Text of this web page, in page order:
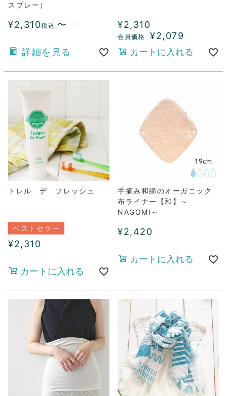
スプレー）
¥2,310税込 〜
詳細を見る
¥2,310
¥2,079
カートに入れる
トレル デ フレッシュ
ベストセラー
¥2,310
カートに入れる
手摘み和綿のオーガニック
布ライナー【和】～
NAGOMI～
¥2,420
カートに入れる